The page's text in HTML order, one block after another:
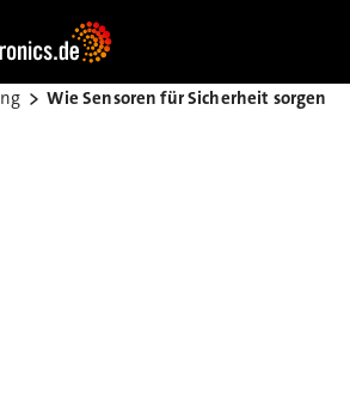
Wie Sensoren für Sicherheit sorgen